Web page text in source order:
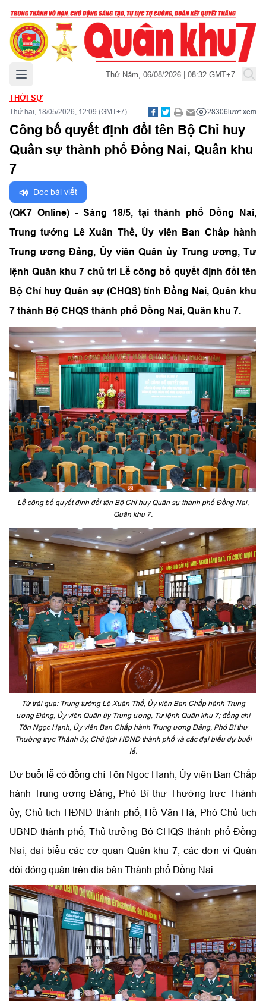
Mở menu chính Thứ Năm, 06/08/2026 | 08:32 GMT+7
THỜI SỰ
Thứ hai, 18/05/2026, 12:09 (GMT+7) 28306lượt xem
Công bố quyết định đổi tên Bộ Chỉ huy
Quân sự thành phố Đồng Nai, Quân khu
7
Đọc bài viết
(QK7 Online) - Sáng 18/5, tại thành phố Đồng Nai,
Trung tướng Lê Xuân Thế, Ủy viên Ban Chấp hành
Trung ương Đảng, Ủy viên Quân ủy Trung ương, Tư
lệnh Quân khu 7 chủ trì Lễ công bố quyết định đổi tên
Bộ Chỉ huy Quân sự (CHQS) tỉnh Đồng Nai, Quân khu
7 thành Bộ CHQS thành phố Đồng Nai, Quân khu 7.
Lễ công bố quyết định đổi tên Bộ Chỉ huy Quân sự thành phố Đồng Nai,
Quân khu 7.
Từ trái qua: Trung tướng Lê Xuân Thế, Ủy viên Ban Chấp hành Trung
ương Đảng, Ủy viên Quân ủy Trung ương, Tư lệnh Quân khu 7; đồng chí
Tôn Ngọc Hạnh, Ủy viên Ban Chấp hành Trung ương Đảng, Phó Bí thư
Thường trực Thành ủy, Chủ tịch HĐND thành phố và các đại biểu dự buổi
lễ.
Dự buổi lễ có đồng chí Tôn Ngọc Hạnh, Ủy viên Ban Chấp
hành Trung ương Đảng, Phó Bí thư Thường trực Thành
ủy, Chủ tịch HĐND thành phố; Hồ Văn Hà, Phó Chủ tịch
UBND thành phố; Thủ trưởng Bộ CHQS thành phố Đồng
Nai; đại biểu các cơ quan Quân khu 7, các đơn vị Quân
đội đóng quân trên địa bàn Thành phố Đồng Nai.